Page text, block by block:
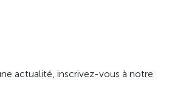
actualité, inscrivez-vous à notre